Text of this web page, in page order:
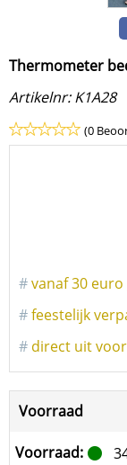
Thermometer
Artikelnr: K1A28
(0
#vanaf 30
#feestelijk
# direct uit
Voorraad
Voorraad: